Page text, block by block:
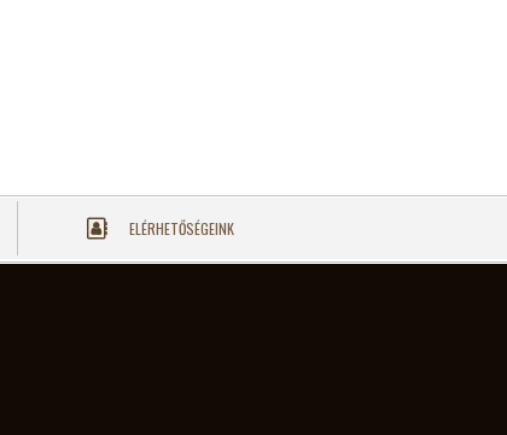
ELÉRHETŐSÉGEINK